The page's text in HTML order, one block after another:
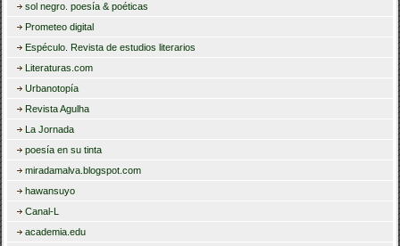
sol negro. poesía & poéticas
Prometeo digital
Espéculo. Revista de estudios literarios
Literaturas.com
Urbanotopía
Revista Agulha
La Jornada
poesía en su tinta
miradamalva.blogspot.com
hawansuyo
Canal-L
academia.edu